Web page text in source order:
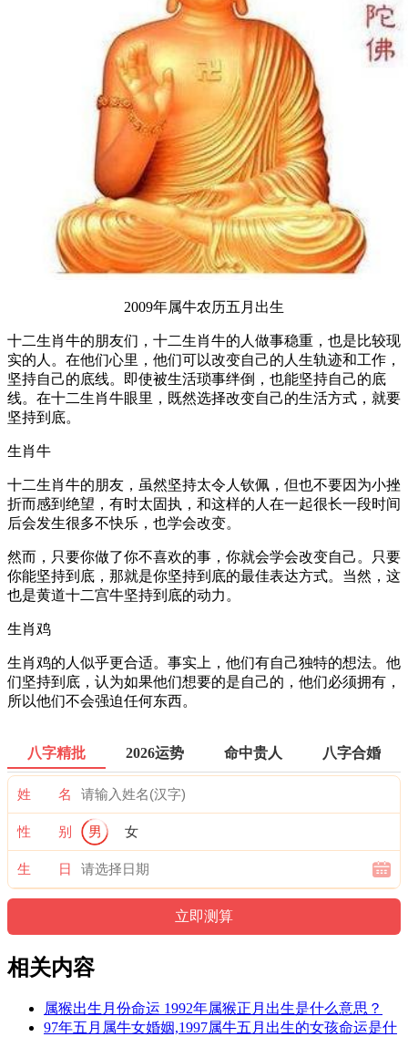
2009年属牛农历五月出生
十二生肖牛的朋友们，十二生肖牛的人做事稳重，也是比较现
实的人。在他们心里，他们可以改变自己的人生轨迹和工作，
坚持自己的底线。即使被生活琐事绊倒，也能坚持自己的底
线。在十二生肖牛眼里，既然选择改变自己的生活方式，就要
坚持到底。
生肖牛
十二生肖牛的朋友，虽然坚持太令人钦佩，但也不要因为小挫
折而感到绝望，有时太固执，和这样的人在一起很长一段时间
后会发生很多不快乐，也学会改变。
然而，只要你做了你不喜欢的事，你就会学会改变自己。只要
你能坚持到底，那就是你坚持到底的最佳表达方式。当然，这
也是黄道十二宫牛坚持到底的动力。
生肖鸡
生肖鸡的人似乎更合适。事实上，他们有自己独特的想法。他
们坚持到底，认为如果他们想要的是自己的，他们必须拥有，
所以他们不会强迫任何东西。
八字精批 2026运势 命中贵人 八字合婚
姓 名
性 别 男 女
生 日
相关内容
属猴出生月份命运 1992年属猴正月出生是什么意思？
97年五月属牛女婚姻,1997属牛五月出生的女孩命运是什